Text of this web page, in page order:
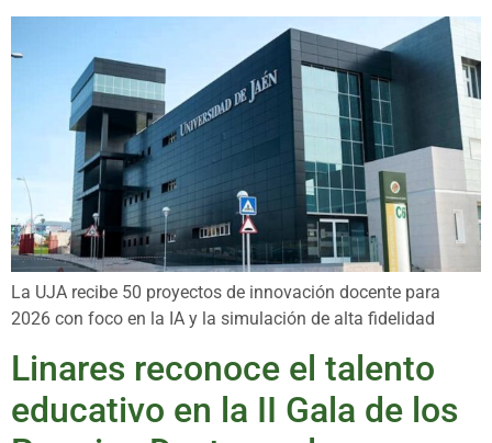
La UJA recibe 50 proyectos de innovación docente para
2026 con foco en la IA y la simulación de alta fidelidad
Linares reconoce el talento
educativo en la II Gala de los